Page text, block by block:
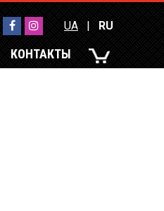
UA|RU
КОНТАКТЫ